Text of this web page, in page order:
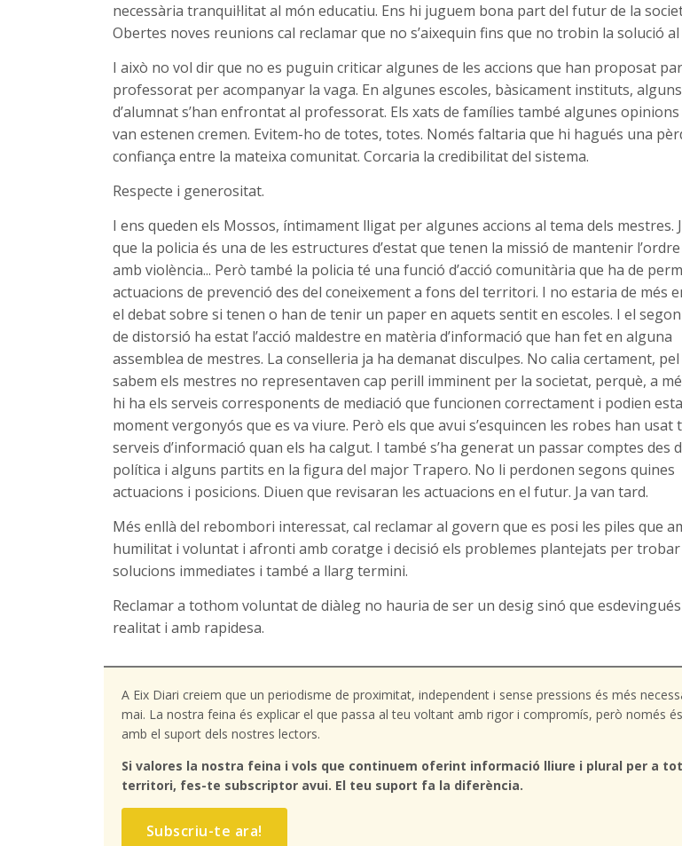
necessària tranquil·litat al món educatiu. Ens hi juguem bona part del futur de la
Obertes noves reunions cal reclamar que no s’aixequin fins que no trobin la solució al
I això no vol dir que no es puguin criticar algunes de les accions que han proposat
professorat per acompanyar la vaga. En algunes escoles, bàsicament instituts,
d’alumnat s’han enfrontat al professorat. Els xats de famílies també algunes opinions
van estenen cremen. Evitem-ho de totes, totes. Només faltaria que hi hagués una
confiança entre la mateixa comunitat. Corcaria la credibilitat del sistema.
Respecte i generositat.
I ens queden els Mossos, íntimament lligat per algunes accions al tema dels mestres.
que la policia és una de les estructures d’estat que tenen la missió de mantenir
amb violència... Però també la policia té una funció d’acció comunitària que ha de
actuacions de prevenció des del coneixement a fons del territori. I no estaria de més
el debat sobre si tenen o han de tenir un paper en aquets sentit en escoles. I el
de distorsió ha estat l’acció maldestre en matèria d’informació que han fet en alguna
assemblea de mestres. La conselleria ja ha demanat disculpes. No calia certament,
sabem els mestres no representaven cap perill imminent per la societat, perquè, a
hi ha els serveis corresponents de mediació que funcionen correctament i podien
moment vergonyós que es va viure. Però els que avui s’esquincen les robes han usat
serveis d’informació quan els ha calgut. I també s’ha generat un passar comptes des
política i alguns partits en la figura del major Trapero. No li perdonen segons quines
actuacions i posicions. Diuen que revisaran les actuacions en el futur. Ja van tard.
Més enllà del rebombori interessat, cal reclamar al govern que es posi les piles que
humilitat i voluntat i afronti amb coratge i decisió els problemes plantejats per trobar
solucions immediates i també a llarg termini.
Reclamar a tothom voluntat de diàleg no hauria de ser un desig sinó que
realitat i amb rapidesa.
A Eix Diari creiem que un periodisme de proximitat, independent i sense pressions és més
mai. La nostra feina és explicar el que passa al teu voltant amb rigor i compromís, però només
amb el suport dels nostres lectors.
Si valores la nostra feina i vols que continuem oferint informació lliure i plural per a
territori, fes-te subscriptor avui. El teu suport fa la diferència.
Subscriu-te ara!